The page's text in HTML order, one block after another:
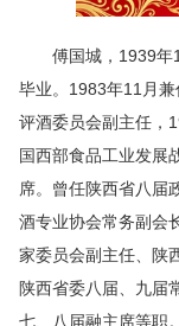
傅国城，1939年
毕业。1983年11月
评酒委员会副主任，
国西部食品工业发展
席。曾任陕西省八届
酒专业协会常务副会
家委员会副主任、陕
陕西省委八届、九届
七、八届融主席等职。